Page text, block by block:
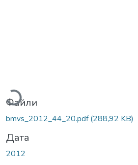
Файли
bmvs_2012_44_20.pdf(288,92 KB)
Дата
2012